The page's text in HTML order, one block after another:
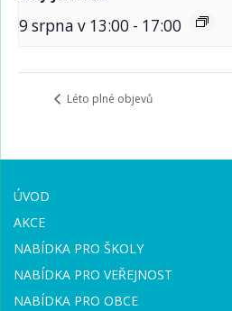
9 srpna v 13:00 - 17:00
Léto plné objevů
ÚVOD
AKCE
NABÍDKA PRO ŠKOLY
NABÍDKA PRO VEŘEJNOST
NABÍDKA PRO OBCE